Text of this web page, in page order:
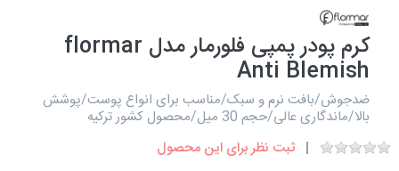
کرم پودر پمپی فلورمار مدل flormar
Anti Blemish
ضدجوش/بافت نرم و سبک/مناسب برای انواع پوست/پوشش
بالا/ماندگاری عالی/حجم 30 میل/محصول کشور ترکیه
ثبت نظر برای این محصول